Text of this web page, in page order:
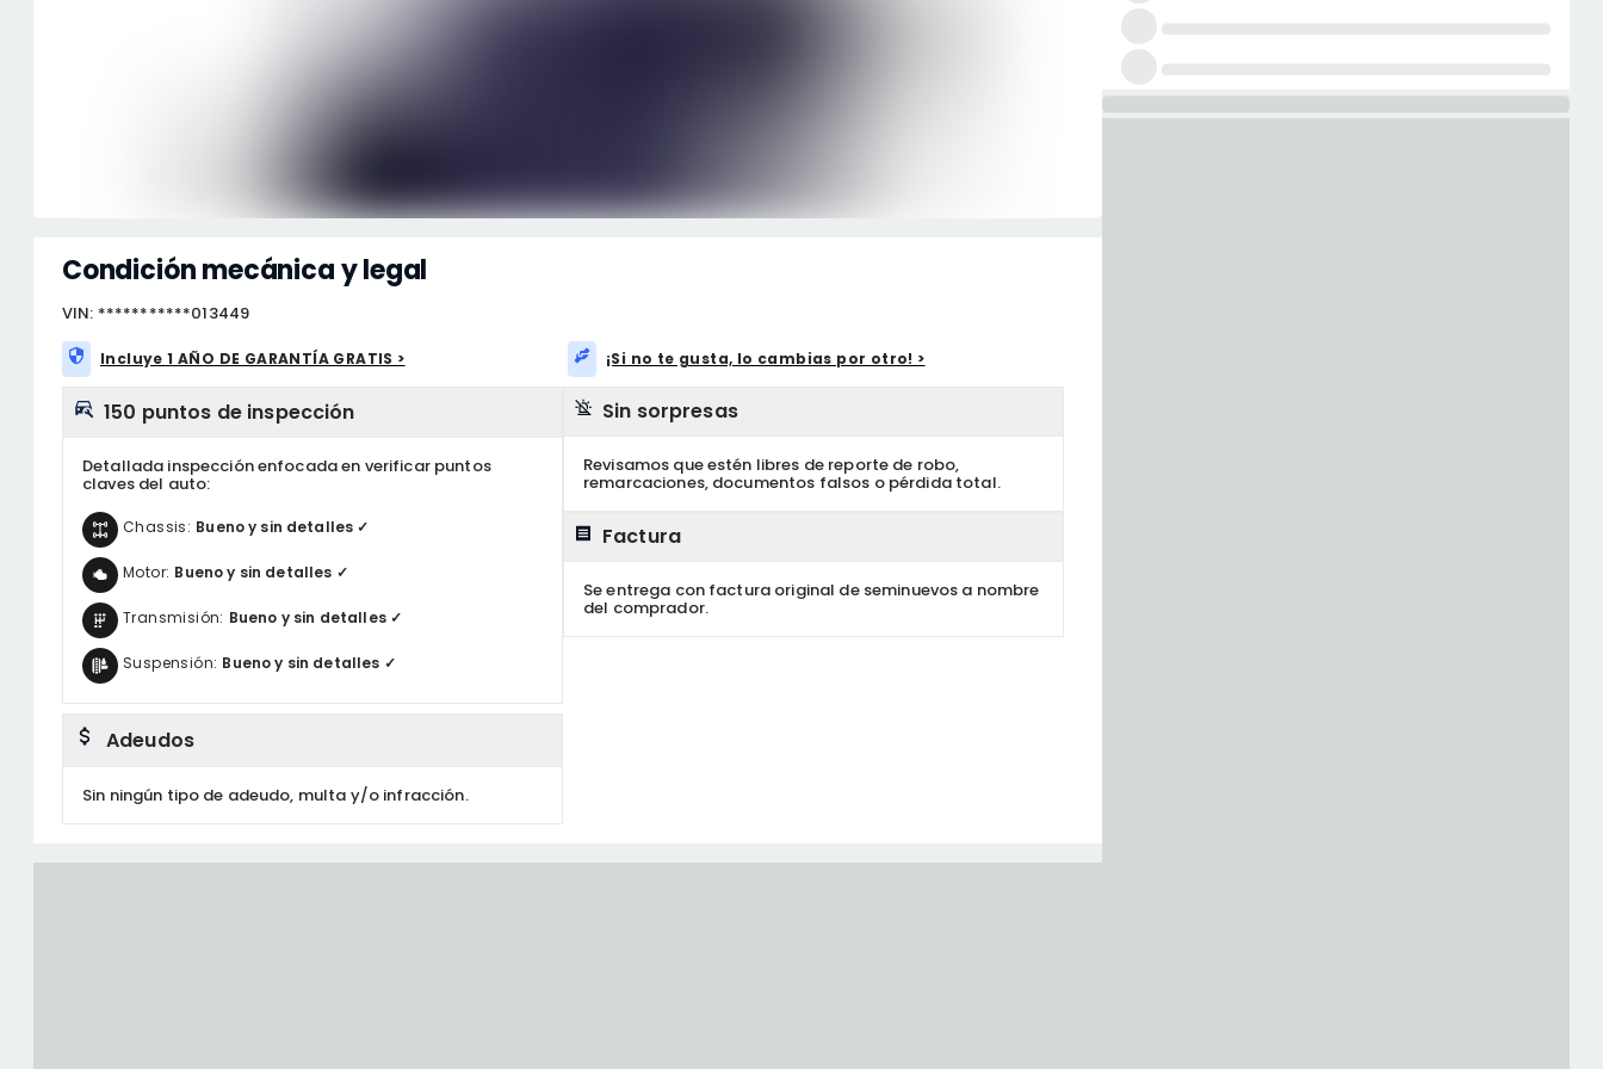
Condición mecánica y legal
VIN: ***********013449
Incluye 1 AÑO DE GARANTÍA GRATIS > ¡Si no te gusta, lo cambias por otro! >
150 puntos de inspección
Detallada inspección enfocada en verificar puntos
claves del auto:
Chassis: Bueno y sin detalles ✓
Motor: Bueno y sin detalles ✓
Transmisión: Bueno y sin detalles ✓
Suspensión: Bueno y sin detalles ✓
Adeudos
Sin ningún tipo de adeudo, multa y/o infracción.
Sin sorpresas
Revisamos que estén libres de reporte de robo,
remarcaciones, documentos falsos o pérdida total.
Factura
Se entrega con factura original de seminuevos a nombre
del comprador.